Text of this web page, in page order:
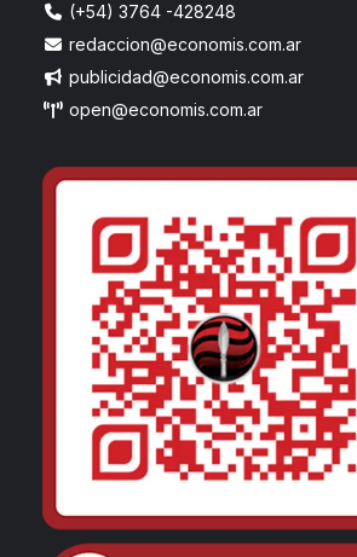
(+54) 3764 -428248
redaccion@economis.com.ar
publicidad@economis.com.ar
open@economis.com.ar